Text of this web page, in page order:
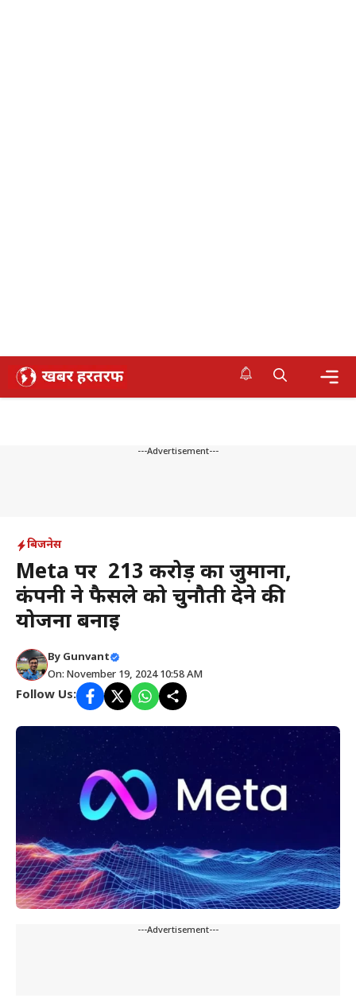
Skip
---Advertisement---
बिजनेस
Meta पर ₹ 213 करोड़ का जुर्माना,
कंपनी ने फैसले को चुनौती देने की
योजना बनाई
By Gunvant
On: November 19, 2024 10:58 AM
Follow Us:
---Advertisement---